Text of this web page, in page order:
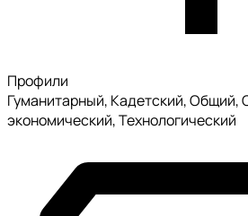
Профили
Гуманитарный, Кадетский, Общий,
экономический, Технологический